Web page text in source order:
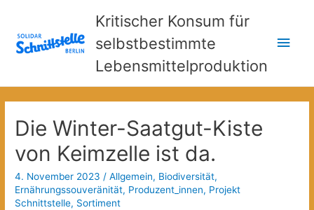
Kritischer Konsum für
selbstbestimmte
Lebensmittelproduktion
Die Winter-Saatgut-Kiste
von Keimzelle ist da.
4. November 2023 /Allgemein, Biodiversität,
Ernährungssouveränität, Produzent_innen, Projekt
Schnittstelle, Sortiment